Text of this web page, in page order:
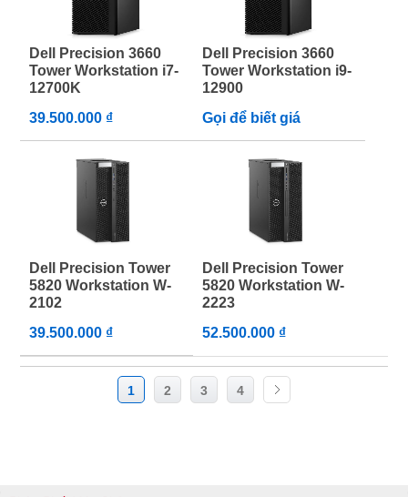
Dell Precision 3660
Tower Workstation i7-
12700K
39.500.000 ₫
Dell Precision 3660
Tower Workstation i9-
12900
Gọi để biết giá
Dell Precision Tower
5820 Workstation W-
2102
39.500.000 ₫
Dell Precision Tower
5820 Workstation W-
2223
52.500.000 ₫
1 2 3 4